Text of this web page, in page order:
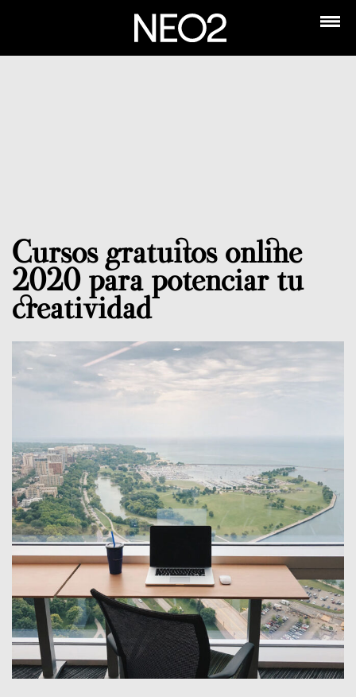
Cursos gratuitos online
2020 para potenciar tu
creatividad